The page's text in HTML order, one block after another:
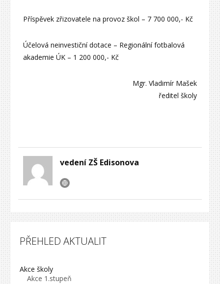
Příspěvek zřizovatele na provoz škol – 7 700 000,- Kč
Účelová neinvestiční dotace – Regionální fotbalová
akademie ÚK – 1 200 000,- Kč
Mgr. Vladimír Mašek
ředitel školy
vedení ZŠ Edisonova
PŘEHLED AKTUALIT
Akce školy
Akce 1.stupeň